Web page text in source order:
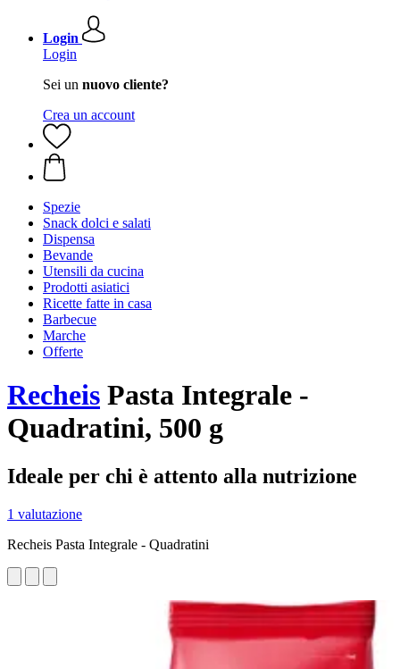
Login
Login
Sei un nuovo cliente?
Crea un account
Spezie
Snack dolci e salati
Dispensa
Bevande
Utensili da cucina
Prodotti asiatici
Ricette fatte in casa
Barbecue
Marche
Offerte
Recheis Pasta Integrale -
Quadratini, 500 g
Ideale per chi è attento alla nutrizione
1 valutazione
Recheis Pasta Integrale - Quadratini